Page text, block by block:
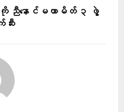
ေကို ညီနောင်မဟာမိတ် ၃ ဖွဲ့
ဆီး